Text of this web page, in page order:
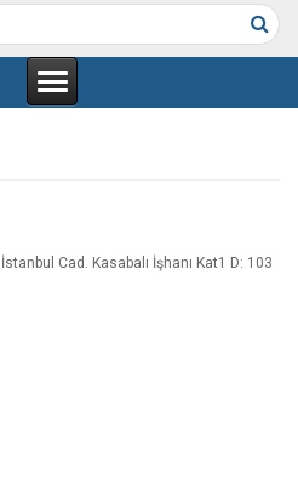
Cad. Kasabalı İşhanı Kat1 D: 103